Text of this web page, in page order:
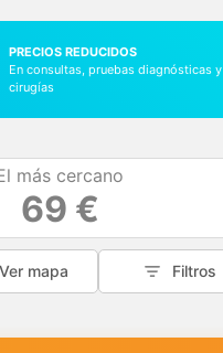
PRECIOS REDUCIDOS
En consultas, pruebas diagnósticas y
cirugías
más cercano
69 €
Ver mapa Filtros